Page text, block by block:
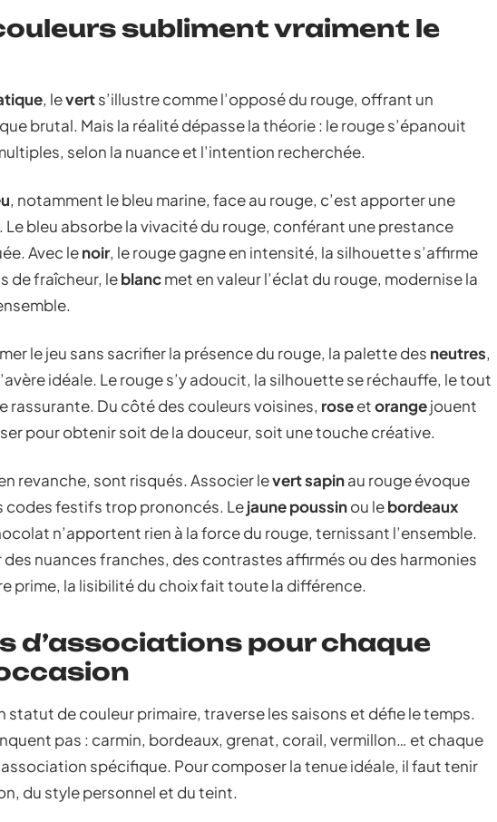
subliment vraiment le
, leverts’illustre comme l’opposé du rouge, offrant un
brutal. Mais la réalité dépasse la théorie : le rouge s’épanouit
selon la nuance et l’intention recherchée.
, notamment le bleu marine, face au rouge, c’est apporter une
bleu absorbe la vivacité du rouge, conférant une prestance
Avec lenoir, le rouge gagne en intensité, la silhouette s’affirme
de fraîcheur, leblancmet en valeur l’éclat du rouge, modernise la
le jeu sans sacrifier la présence du rouge, la palette des neutres,
idéale. Le rouge s’y adoucit, la silhouette se réchauffe, le tout
rassurante. Du côté des couleurs voisines, roseetorangejouent
pour obtenir soit de la douceur, soit une touche créative.
revanche, sont risqués. Associer levert sapinau rouge évoque
codes festifs trop prononcés. Lejaune poussinou lebordeaux
n’apportent rien à la force du rouge, ternissant l’ensemble.
des nuances franches, des contrastes affirmés ou des harmonies
prime, la lisibilité du choix fait toute la différence.
d’associations pour chaque
statut de couleur primaire, traverse les saisons et défie le temps.
pas : carmin, bordeaux, grenat, corail, vermillon… et chaque
spécifique. Pour composer la tenue idéale, il faut tenir
du style personnel et du teint.